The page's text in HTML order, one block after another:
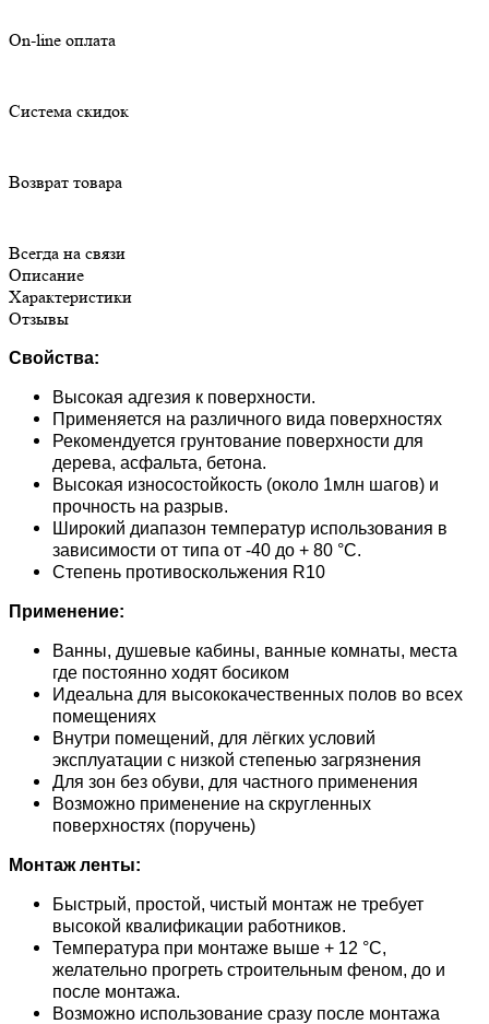
On-line оплата
Система скидок
Возврат товара
Всегда на связи
Описание
Характеристики
Отзывы
Свойства:
Высокая адгезия к поверхности.
Применяется на различного вида поверхностях
Рекомендуется грунтование поверхности для
дерева, асфальта, бетона.
Высокая износостойкость (около 1млн шагов) и
прочность на разрыв.
Широкий диапазон температур использования в
зависимости от типа от -40 до + 80 °C.
Степень противоскольжения R10
Применение:
Ванны, душевые кабины, ванные комнаты, места
где постоянно ходят босиком
Идеальна для высококачественных полов во всех
помещениях
Внутри помещений, для лёгких условий
эксплуатации с низкой степенью загрязнения
Для зон без обуви, для частного применения
Возможно применение на скругленных
поверхностях (поручень)
Монтаж ленты:
Быстрый, простой, чистый монтаж не требует
высокой квалификации работников.
Температура при монтаже выше + 12 °C,
желательно прогреть строительным феном, до и
после монтажа.
Возможно использование сразу после монтажа